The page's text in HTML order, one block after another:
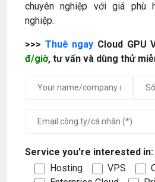
chuyên nghiệp với giá phù
nghiệp.
>>> Thuê ngay Cloud GPU
đ/giờ, tư vấn và dùng thử
Service you're interested in:
Hosting
VPS